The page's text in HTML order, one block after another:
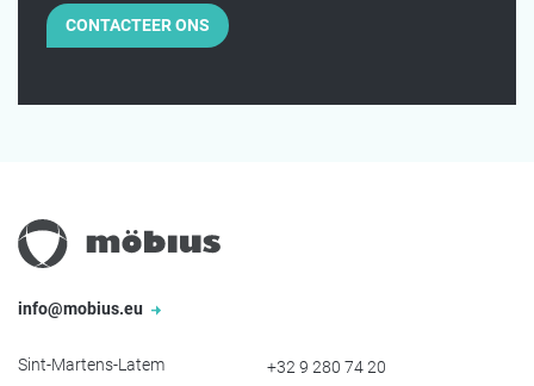
CONTACTEER ONS
info@mobius.eu
Sint-Martens-Latem +32 9 280 74 20